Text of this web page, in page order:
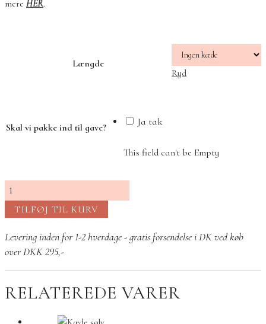
mere HER.
Længde
Ryd
Skal vi pakke ind til gave? Ja tak
This field can't be Empty
Life
8
sølv
antal
TILFØJ TIL KURV
Levering inden for 1-2 hverdage - gratis forsendelse i DK ved køb
over DKK 295,-
RELATEREDE VARER